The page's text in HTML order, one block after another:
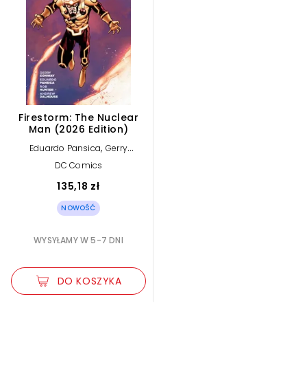
Firestorm: The Nuclear
Man (2026 Edition)
Eduardo Pansica,Gerry
Conway
DC Comics
135,18 zł
NOWOŚĆ
WYSYŁAMY W 5-7 DNI
DO KOSZYKA